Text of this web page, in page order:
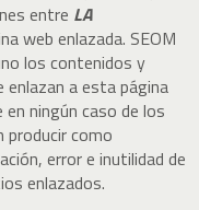
entre LA
web enlazada. SEOM
los contenidos y
a esta página
ningún caso de los
producir como
error e inutilidad de
enlazados.